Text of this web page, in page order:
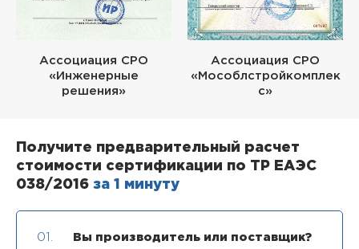
Ассоциация СРО
«Инженерные
решения»
Ассоциация СРО
«Мособлстройкомплек
с»
Получите предварительный расчет
стоимости сертификации по ТР ЕАЭС
038/2016 за 1 минуту
01. Вы производитель или поставщик?